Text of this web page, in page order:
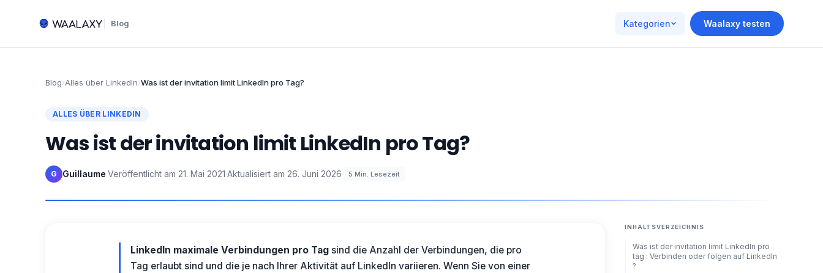
Blog Kategorien Waalaxy testen
Blog›Alles über LinkedIn›Was ist der invitation limit LinkedIn pro Tag?
ALLES ÜBER LINKEDIN
Was ist der invitation limit LinkedIn pro Tag?
G Guillaume·Veröffentlicht am 21. Mai 2021·Aktualisiert am 26. Juni 2026· 5 Min. Lesezeit
LinkedIn maximale Verbindungen pro Tagsind die Anzahl der Verbindungen, die pro
Tag erlaubt sind und die je nach Ihrer Aktivität auf LinkedIn variieren. Wenn Sie von einer
INHALTSVERZEICHNIS
Was ist der invitation limit LinkedIn pro
tag : Verbinden oder folgen auf LinkedIn
?